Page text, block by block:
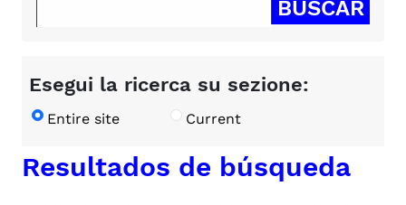
Esegui la ricerca su sezione:
Entire site Current
Resultados de búsqueda